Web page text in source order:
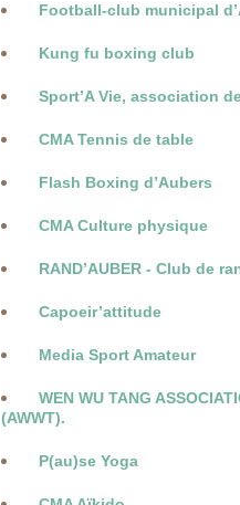
Football-club municipal
Kung fu boxing club
Sport’A Vie, association
CMA Tennis de table
Flash Boxing d’Aubers
CMA Culture physique
RAND’AUBER - Club de
Capoeir’attitude
Media Sport Amateur
WEN WU TANG
(AWWT).
P(au)se Yoga